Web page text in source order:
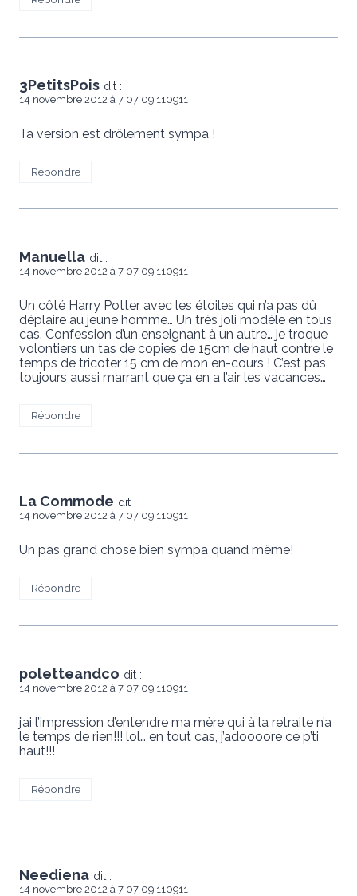
3PetitsPois dit :
14 novembre 2012 à 7 07 09 110911
Ta version est drôlement sympa !
Répondre
Manuella dit :
14 novembre 2012 à 7 07 09 110911
Un côté Harry Potter avec les étoiles qui n’a pas dû
déplaire au jeune homme… Un très joli modèle en tous
cas. Confession d’un enseignant à un autre… je troque
volontiers un tas de copies de 15cm de haut contre le
temps de tricoter 15 cm de mon en-cours ! C’est pas
toujours aussi marrant que ça en a l’air les vacances…
Répondre
La Commode dit :
14 novembre 2012 à 7 07 09 110911
Un pas grand chose bien sympa quand même!
Répondre
poletteandco dit :
14 novembre 2012 à 7 07 09 110911
j’ai l’impression d’entendre ma mère qui à la retraite n’a
le temps de rien!!! lol… en tout cas, j’adoooore ce p’ti
haut!!!
Répondre
Neediena dit :
14 novembre 2012 à 7 07 09 110911